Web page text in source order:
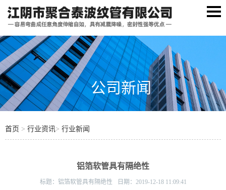
公司新闻
首页 > 行业资讯> 行业新闻
铝箔软管具有隔绝性
标题： 铝箔软管具有隔绝性 日期： 2019-12-18 11:09:41